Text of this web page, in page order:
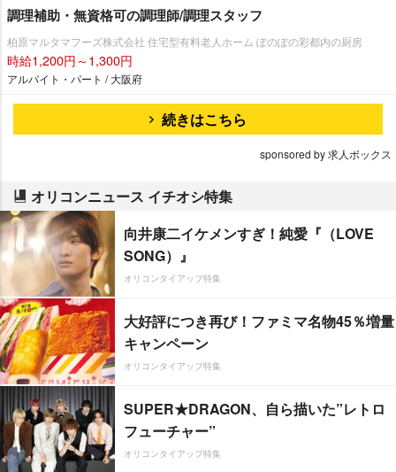
調理補助・無資格可の調理師/調理スタッフ
柏原マルタマフーズ株式会社 住宅型有料老人ホーム ぽのぽの彩都内の厨房
時給1,200円～1,300円
アルバイト・パート / 大阪府
続きはこちら
sponsored by 求人ボックス
オリコンニュース イチオシ特集
向井康二イケメンすぎ！純愛『（LOVE
SONG）』
オリコンタイアップ特集
大好評につき再び！ファミマ名物45％増量
キャンペーン
オリコンタイアップ特集
SUPER★DRAGON、自ら描いた”レトロ
フューチャー”
オリコンタイアップ特集